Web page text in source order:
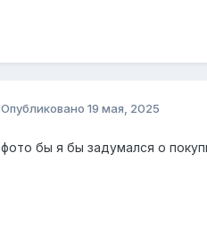
Опубликовано 19 мая, 2025
фото бы я бы задумался о